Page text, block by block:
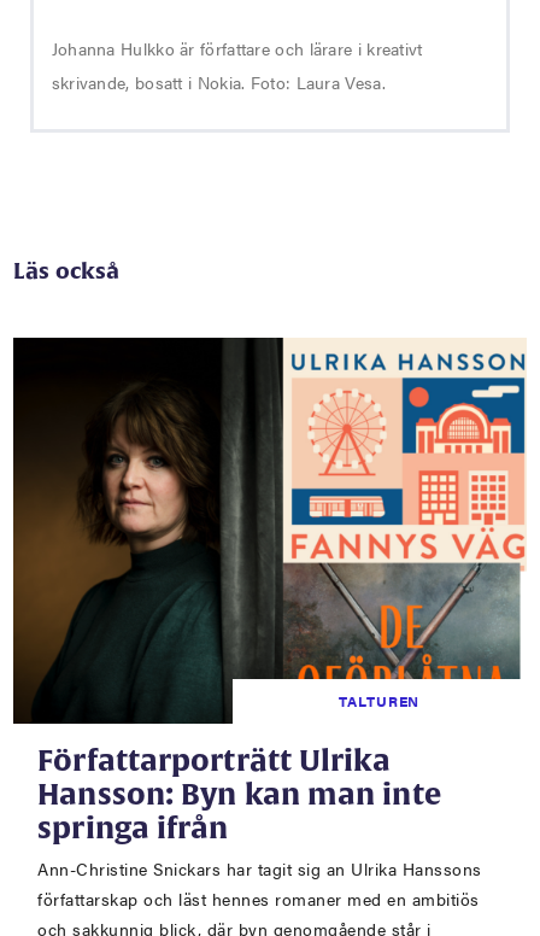
Johanna Hulkko är författare och lärare i kreativt
skrivande, bosatt i Nokia. Foto: Laura Vesa.
Läs också
TALTUREN
Författarporträtt Ulrika
Hansson: Byn kan man inte
springa ifrån
Ann-Christine Snickars har tagit sig an Ulrika Hanssons
författarskap och läst hennes romaner med en ambitiös
och sakkunnig blick, där byn genomgående står i